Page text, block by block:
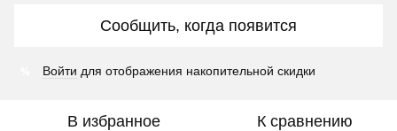
Сообщить, когда появится
Войти для отображения накопительной скидки
В избранное К сравнению